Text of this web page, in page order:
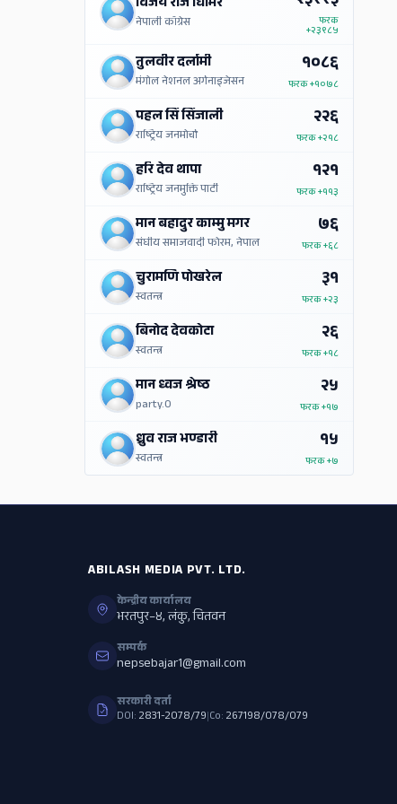
नेपाली काँग्रेस फरक
+२३९८५
तुलवीर दर्लामी
मंगोल नेशनल अर्गनाइजेसन
१०८६
फरक+१०७८
पहल सिं सिंजाली
राष्ट्रिय जनमोर्चा
२२६
फरक+२१८
हरि देव थापा
राष्ट्रिय जनमुक्ति पार्टी
१२१
फरक+११३
मान बहादुर काम्मु मगर
संघीय समाजवादी फोरम, नेपाल
७६
फरक+६८
चुरामणि पोखरेल
स्वतन्त्र
३१
फरक+२३
बिनोद देवकोटा
स्वतन्त्र
२६
फरक+१८
मान ध्वज श्रेष्‍ठ
party.0
२५
फरक+१७
ध्रुव राज भण्डारी
स्वतन्त्र
१५
फरक+७
ABILASH MEDIA PVT. LTD.
केन्द्रीय कार्यालय
भरतपुर–४, लंकु, चितवन
सम्पर्क
nepsebajar1@gmail.com
सरकारी दर्ता
DOI: 2831-2078/79|Co: 267198/078/079